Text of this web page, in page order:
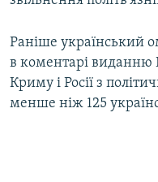
Раніше український
в коментарі виданню
Криму і Росії з
менше ніж 125